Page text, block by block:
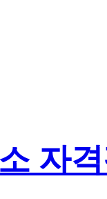
자